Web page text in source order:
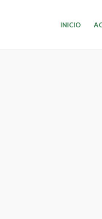
INICIO